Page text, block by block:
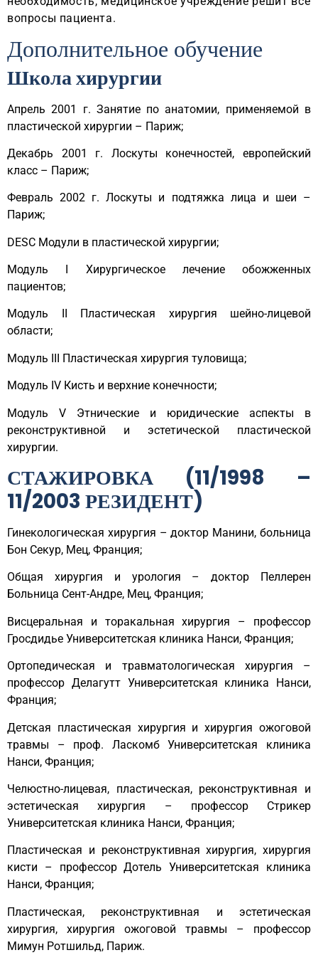
вопросы пациента.
Дополнительное обучение​
Школа хирургии
Апрель 2001 г. Занятие по анатомии, применяемой в
пластической хирургии – Париж;
Декабрь 2001 г. Лоскуты конечностей, европейский
класс – Париж;
Февраль 2002 г. Лоскуты и подтяжка лица и шеи –
Париж;
DESC Модули в пластической хирургии;
Модуль I Хирургическое лечение обожженных
пациентов;
Модуль II Пластическая хирургия шейно-лицевой
области;
Модуль III Пластическая хирургия туловища;
Модуль IV Кисть и верхние конечности;
Модуль V Этнические и юридические аспекты в
реконструктивной и эстетической пластической
хирургии.
СТАЖИРОВКА (11/1998 –
11/2003 РЕЗИДЕНТ)
Гинекологическая хирургия – доктор Манини, больница
Бон Секур, Мец, Франция;
Общая хирургия и урология – доктор Пеллерен
Больница Сент-Андре, Мец, Франция;
Висцеральная и торакальная хирургия – профессор
Гросдидье Университетская клиника Нанси, Франция;
Ортопедическая и травматологическая хирургия –
профессор Делагутт Университетская клиника Нанси,
Франция;
Детская пластическая хирургия и хирургия ожоговой
травмы – проф. Ласкомб Университетская клиника
Нанси, Франция;
Челюстно-лицевая, пластическая, реконструктивная и
эстетическая хирургия – профессор Стрикер
Университетская клиника Нанси, Франция;
Пластическая и реконструктивная хирургия, хирургия
кисти – профессор Дотель Университетская клиника
Нанси, Франция;
Пластическая, реконструктивная и эстетическая
хирургия, хирургия ожоговой травмы – профессор
Мимун Ротшильд, Париж.